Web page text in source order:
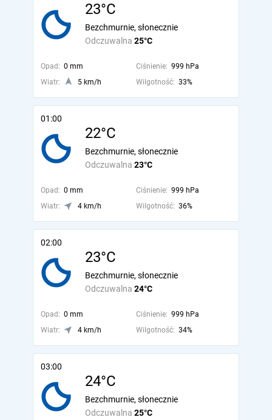
23°C
Odczuwalna 25°C
Bezchmurnie, słonecznie
Opad: 0 mm Ciśnienie: 999 hPa
Wiatr:
5 km/h Wilgotność: 33%
01:00
22°C
Odczuwalna 23°C
Bezchmurnie, słonecznie
Opad: 0 mm Ciśnienie: 999 hPa
Wiatr:
4 km/h Wilgotność: 36%
02:00
23°C
Odczuwalna 24°C
Bezchmurnie, słonecznie
Opad: 0 mm Ciśnienie: 999 hPa
Wiatr:
4 km/h Wilgotność: 34%
03:00
24°C
Odczuwalna 25°C
Bezchmurnie, słonecznie